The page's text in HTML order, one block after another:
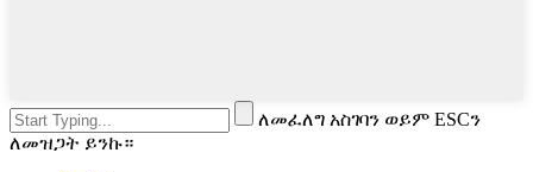
ለመፈለግ አስገባን ወይም ESCን
ለመዝጋት ይንኩ።